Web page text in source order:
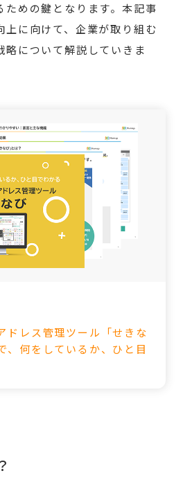
ための鍵となります。本記事
上に向けて、企業が取り組む
略について解説していきま
ドレス管理ツール「せきな
、何をしているか、ひと目